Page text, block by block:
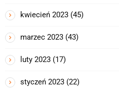
kwiecień 2023 (45)
marzec 2023 (43)
luty 2023 (17)
styczeń 2023 (22)